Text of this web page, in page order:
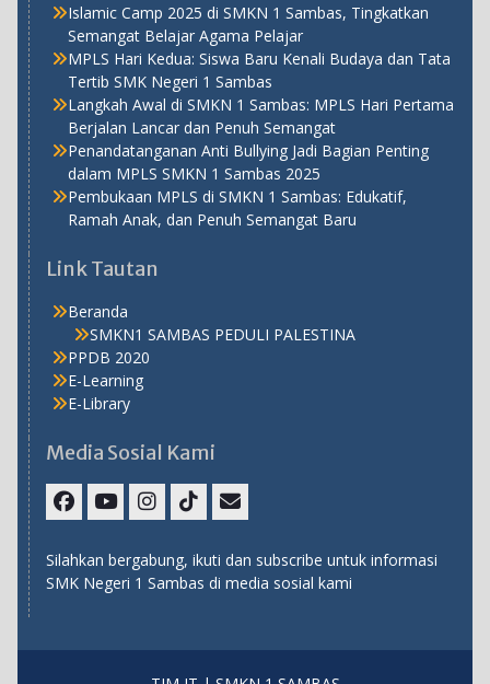
Islamic Camp 2025 di SMKN 1 Sambas, Tingkatkan
Semangat Belajar Agama Pelajar
MPLS Hari Kedua: Siswa Baru Kenali Budaya dan Tata
Tertib SMK Negeri 1 Sambas
Langkah Awal di SMKN 1 Sambas: MPLS Hari Pertama
Berjalan Lancar dan Penuh Semangat
Penandatanganan Anti Bullying Jadi Bagian Penting
dalam MPLS SMKN 1 Sambas 2025
Pembukaan MPLS di SMKN 1 Sambas: Edukatif,
Ramah Anak, dan Penuh Semangat Baru
Link Tautan
Beranda
SMKN1 SAMBAS PEDULI PALESTINA
PPDB 2020
E-Learning
E-Library
Media Sosial Kami
Silahkan bergabung, ikuti dan subscribe untuk informasi
SMK Negeri 1 Sambas di media sosial kami